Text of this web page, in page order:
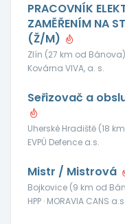
PRACOVNÍK
ZAMĚŘENÍM NA
(Ž/M)
Zlín (27 km od Bánova)
Kovárna VIVA, a. s.
Seřizovač a
Uherské Hradiště (18
EVPÚ Defence a.s.
Mistr / Mistrová
Bojkovice (9 km od
HPP · MORAVIA CANS a.s.